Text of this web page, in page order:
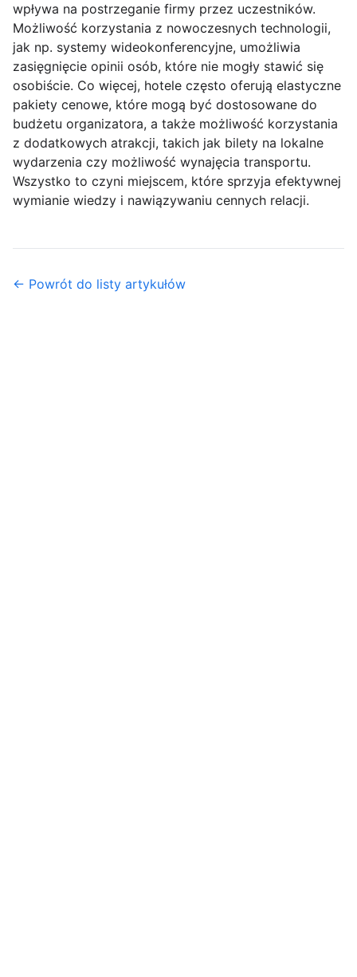
wpływa na postrzeganie firmy przez uczestników.
Możliwość korzystania z nowoczesnych technologii,
jak np. systemy wideokonferencyjne, umożliwia
zasięgnięcie opinii osób, które nie mogły stawić się
osobiście. Co więcej, hotele często oferują elastyczne
pakiety cenowe, które mogą być dostosowane do
budżetu organizatora, a także możliwość korzystania
z dodatkowych atrakcji, takich jak bilety na lokalne
wydarzenia czy możliwość wynajęcia transportu.
Wszystko to czyni miejscem, które sprzyja efektywnej
wymianie wiedzy i nawiązywaniu cennych relacji.
← Powrót do listy artykułów